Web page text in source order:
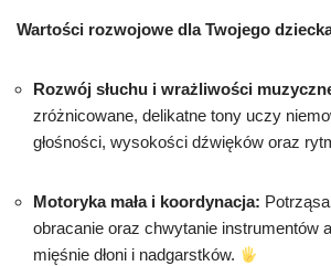
Wartości rozwojowe dla Twojego
Rozwój słuchu i wrażliwości
zróżnicowane, delikatne tony uczy
głośności, wysokości dźwięków oraz
Motoryka mała i koordynacja:
obracanie oraz chwytanie instrumentów
mięśnie dłoni i nadgarstków.